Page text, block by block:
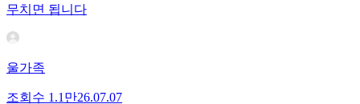
무치면 됩니다
울가족
조회수 1.1만26.07.07